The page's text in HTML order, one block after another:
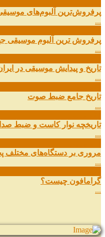
پرفروش‌ترین آلبوم‌های موسیقی
...
پرفروش ترین آلبوم موسیقی
...
تاریخ و پیدایش موسیقی در
...
تاریخ جامع ضبط صوت
...
تاریخچه نوار کاست و ضبط
...
مروری بر دستگاه‌های مختلف
...
گرامافون چیست؟
...